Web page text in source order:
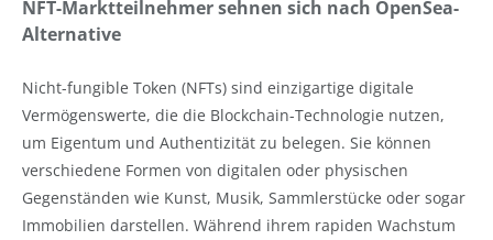
NFT-Marktteilnehmer sehnen sich nach OpenSea-
Alternative
Nicht-fungible Token (NFTs) sind einzigartige digitale
Vermögenswerte, die die Blockchain-Technologie nutzen,
um Eigentum und Authentizität zu belegen. Sie können
verschiedene Formen von digitalen oder physischen
Gegenständen wie Kunst, Musik, Sammlerstücke oder sogar
Immobilien darstellen. Während ihrem rapiden Wachstum